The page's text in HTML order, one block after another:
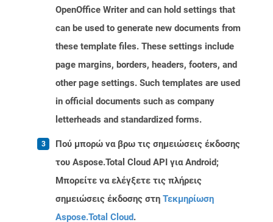
OpenOffice Writer and can hold settings that
can be used to generate new documents from
these template files. These settings include
page margins, borders, headers, footers, and
other page settings. Such templates are used
in official documents such as company
letterheads and standardized forms.
Πού μπορώ να βρω τις σημειώσεις έκδοσης
του Aspose.Total Cloud API για Android;
Μπορείτε να ελέγξετε τις πλήρεις
σημειώσεις έκδοσης στη Τεκμηρίωση
Aspose.Total Cloud.